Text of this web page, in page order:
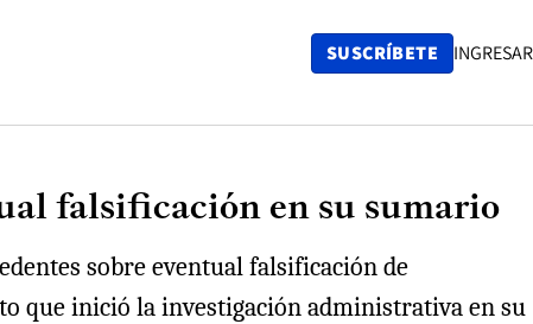
SUSCRÍBETE INGRESAR
falsificación en su sumario
sobre eventual falsificación de
que inició la investigación administrativa en su